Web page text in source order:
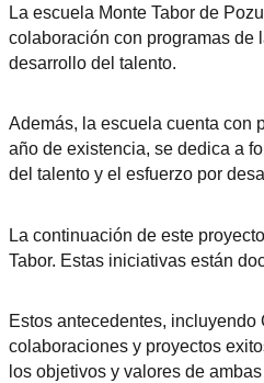
La escuela Monte Tabor de
colaboración con programas de
desarrollo del talento.
Además, la escuela cuenta con
año de existencia, se dedica a
del talento y el esfuerzo por
La continuación de este
Tabor. Estas iniciativas están
Estos antecedentes,
colaboraciones y proyectos
los objetivos y valores de